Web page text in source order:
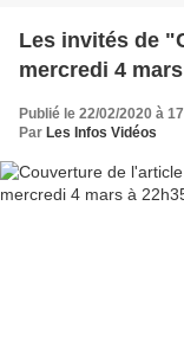
Les invités de
mercredi 4
Publié le 22/02/2020 à
Par Les Infos Vidéos